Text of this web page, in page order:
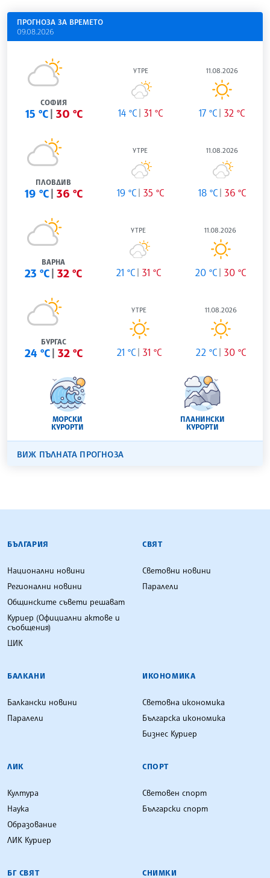
ПРОГНОЗА ЗА ВРЕМЕТО
09.08.2026
СОФИЯ
15 °C 30 °C
УТРЕ
14 °C 31 °C
11.08.2026
17 °C 32 °C
ПЛОВДИВ
19 °C 36 °C
УТРЕ
19 °C 35 °C
11.08.2026
18 °C 36 °C
ВАРНА
23 °C 32 °C
УТРЕ
21 °C 31 °C
11.08.2026
20 °C 30 °C
БУРГАС
24 °C 32 °C
УТРЕ
21 °C 31 °C
11.08.2026
22 °C 30 °C
МОРСКИ
КУРОРТИ
ПЛАНИНСКИ
КУРОРТИ
ВИЖ ПЪЛНАТА ПРОГНОЗА
БЪЛГАРСКА ТЕЛЕГРАФНА АГЕНЦИЯ
БЪЛГАРИЯ
Национални новини
Регионални новини
Общинските съвети решават
Куриер (Официални актове и
съобщения)
ЦИК
СВЯТ
Световни новини
Паралели
БАЛКАНИ
Балкански новини
Паралели
ИКОНОМИКА
Световна икономика
Българска икономика
Бизнес Куриер
ЛИК
Култура
Наука
Образование
ЛИК Куриер
СПОРТ
Световен спорт
Български спорт
БГ СВЯТ СНИМКИ